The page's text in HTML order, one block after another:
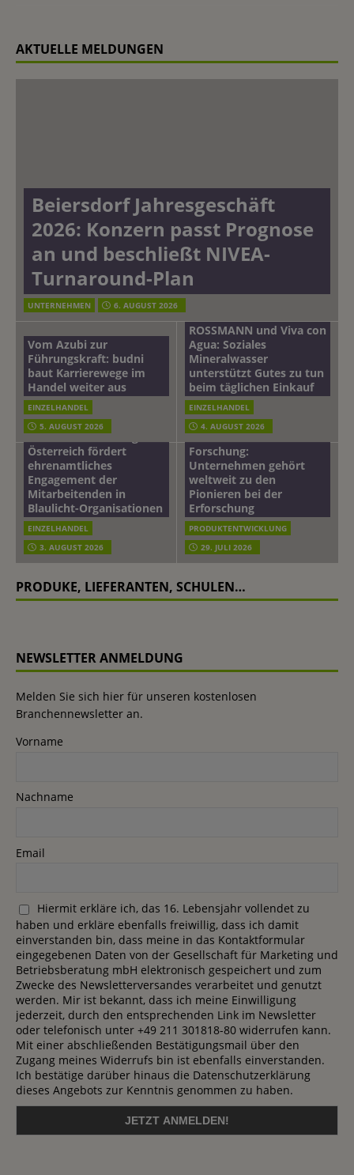
AKTUELLE MELDUNGEN
Beiersdorf Jahresgeschäft
2026: Konzern passt Prognose
an und beschließt NIVEA-
Turnaround-Plan
UNTERNEHMEN 6. AUGUST 2026
Vom Azubi zur
Führungskraft: budni
baut Karrierewege im
Handel weiter aus
EINZELHANDEL
5. AUGUST 2026
ROSSMANN und Viva con
Agua: Soziales
Mineralwasser
unterstützt Gutes zu tun
beim täglichen Einkauf
EINZELHANDEL
4. AUGUST 2026
mehr vom leben tag: dm
Österreich fördert
ehrenamtliches
Engagement der
Mitarbeitenden in
Blaulicht-Organisationen
EINZELHANDEL
3. AUGUST 2026
Beiersdorf
Hautmikrobiom-
Forschung:
Unternehmen gehört
weltweit zu den
Pionieren bei der
Erforschung
PRODUKTENTWICKLUNG
29. JULI 2026
PRODUKE, LIEFERANTEN, SCHULEN…
NEWSLETTER ANMELDUNG
Melden Sie sich hier für unseren kostenlosen
Branchennewsletter an.
Vorname
Nachname
Email
Hiermit erkläre ich, das 16. Lebensjahr vollendet zu
haben und erkläre ebenfalls freiwillig, dass ich damit
einverstanden bin, dass meine in das Kontaktformular
eingegebenen Daten von der Gesellschaft für Marketing und
Betriebsberatung mbH elektronisch gespeichert und zum
Zwecke des Newsletterversandes verarbeitet und genutzt
werden. Mir ist bekannt, dass ich meine Einwilligung
jederzeit, durch den entsprechenden Link im Newsletter
oder telefonisch unter +49 211 301818-80 widerrufen kann.
Mit einer abschließenden Bestätigungsmail über den
Zugang meines Widerrufs bin ist ebenfalls einverstanden.
Ich bestätige darüber hinaus die Datenschutzerklärung
dieses Angebots zur Kenntnis genommen zu haben.